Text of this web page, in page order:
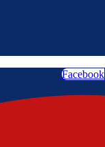
Facebook